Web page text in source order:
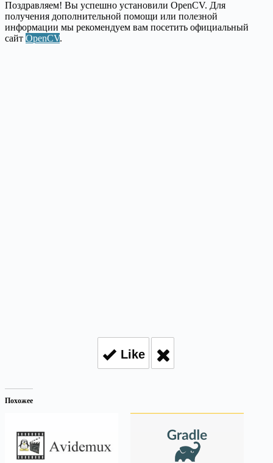
Поздравляем! Вы успешно установили OpenCV. Для
получения дополнительной помощи или полезной
информации мы рекомендуем вам посетить официальный
сайт OpenCV.
Like
Похожее